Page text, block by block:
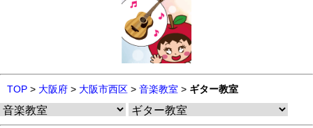
TOP > 大阪府 > 大阪市西区 > 音楽教室 > ギター教室